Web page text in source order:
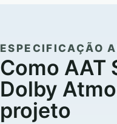
ESPECIFICAÇÃO
Como AAT
Dolby
projeto